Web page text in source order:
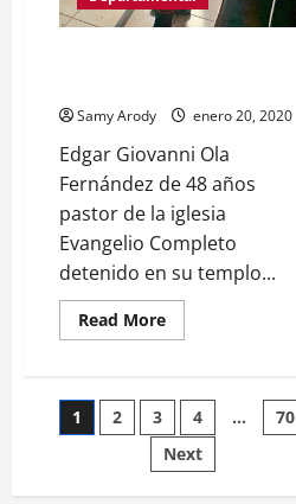
Samy Arody enero 20, 2020
Edgar Giovanni Ola
Fernández de 48 años
pastor de la iglesia
Evangelio Completo
detenido en su templo...
Read MoreRead
more
CAPTURADO
Posts
pagination
1 2 3 4 …
70
Next